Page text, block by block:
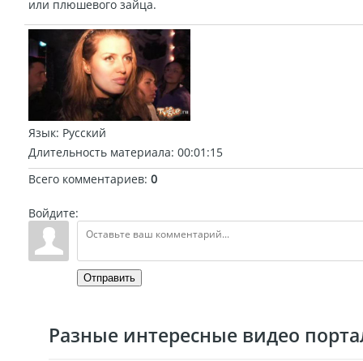
или плюшевого зайца.
Язык: Русский
Длительность материала: 00:01:15
Всего комментариев: 0
Войдите:
Отправить
Разные интересные видео